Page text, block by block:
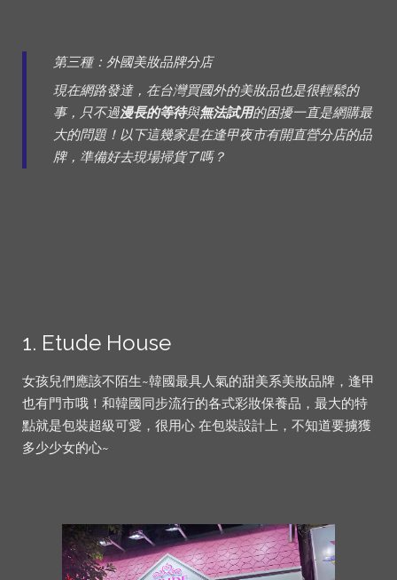
第三種：外國美妝品牌分店
現在網路發達，在台灣買國外的美妝品也是很輕鬆的
事，只不過漫長的等待與無法試用的困擾一直是網購最
大的問題！以下這幾家是在逢甲夜市有開直營分店的品
牌，準備好去現場掃貨了嗎？
1. Etude House
女孩兒們應該不陌生~韓國最具人氣的甜美系美妝品牌，逢甲
也有門市哦！和韓國同步流行的各式彩妝保養品，最大的特
點就是包裝超級可愛，很用心 在包裝設計上，不知道要擄獲
多少少女的心~